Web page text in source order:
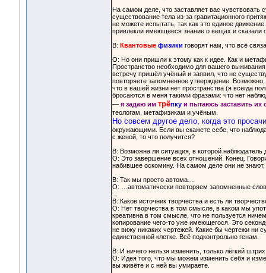
На самом деле, что заставляет вас чувствовать
существование тела из-за гравитационного
не можете испытать, так как это единое
привлекли имеющееся знание о вещах и сказали
В: Квантовые физики говорят нам, что всё
О: Но они пришли к этому как к идее. Как и
Пространство необходимо для вашего
встречу пришёл учёный и заявил, что не
повторяете запомненное утверждение.
что в вашей жизни нет пространства (я всегда
бросаются в меня такими фразами: что нет
— я задаю им трёпкуи пытаюсь заставить их
теологам, метафизикам и учёным.
Но совсем другое дело, когда это
окружающими. Если вы скажете себе, что
с женой, то что получится?
В: Возможна ли ситуация, в которой
О: Это завершение всех отношений. Конец.
набившее оскомину. На самом деле они не
В: Так мы просто автома…
О: …автоматически повторяем запомненные
В: Каков источник творчества и есть ли
О: Нет творчества в том смысле, в каком мы
креативна в том смысле, что не пользуется
копирование чего-то уже имеющегося. Это
не вижу никаких чертежей. Какие бы чертежи ни
единственной клетке. Всё подконтрольно генам.
В: И ничего нельзя изменить, только лёгкий
О: Идея того, что мы можем изменить себя и
вы живёте и с ней вы умираете.